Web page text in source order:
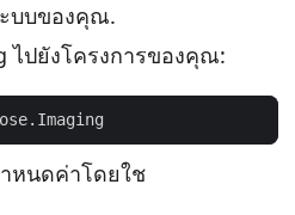
ะบบของคุณ.
ไปยังโครงการของคุณ:
หนดค่าโดยใช